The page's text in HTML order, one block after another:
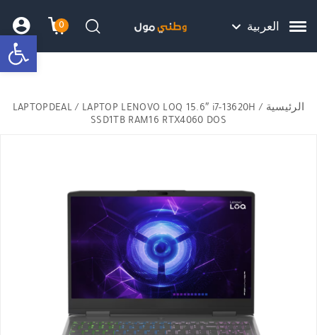
هل نزلت التطبيق ليصلك كل جديد ؟
العربية 0
עגלתחיפוש
الرئيسية /
LAPTOPDEAL/ LAPTOP LENOVO LOQ 15.6″ i7-13620H
SSD1TB RAM16 RTX4060 DOS